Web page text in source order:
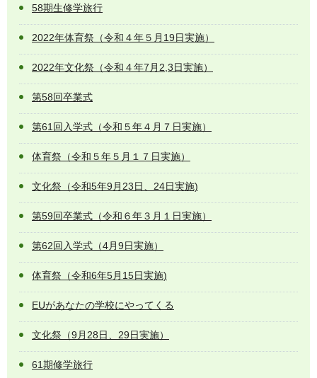
58期生修学旅行
2022年体育祭（令和４年５月19日実施）
2022年文化祭（令和４年7月2,3日実施）
第58回卒業式
第61回入学式（令和５年４月７日実施）
体育祭（令和５年５月１７日実施）
文化祭（令和5年9月23日、24日実施)
第59回卒業式（令和６年３月１日実施）
第62回入学式（4月9日実施）
体育祭（令和6年5月15日実施)
EUがあなたの学校にやってくる
文化祭（9月28日、29日実施）
61期修学旅行